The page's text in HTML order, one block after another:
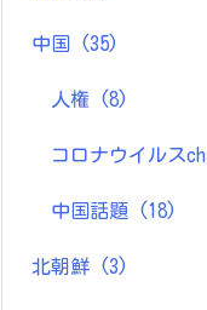
中国 (35)
人権 (8)
コロナウイルスch
中国話題 (18)
北朝鮮 (3)